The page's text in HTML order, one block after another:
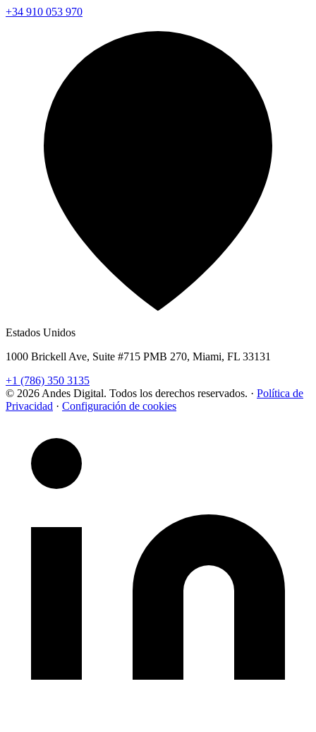
+34 910 053 970
Estados Unidos
1000 Brickell Ave, Suite #715 PMB 270, Miami, FL 33131
+1 (786) 350 3135
© 2026 Andes Digital. Todos los derechos reservados. · Política de
Privacidad · Configuración de cookies